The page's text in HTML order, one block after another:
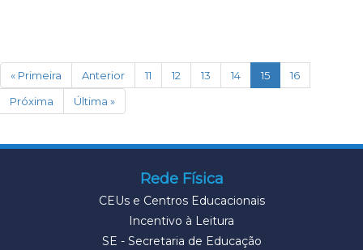
« Primeira Anterior 11 12 13 14 15(current)
16
Próxima
Última »
Rede Física
CEUs e Centros Educacionais
Incentivo à Leitura
SE - Secretaria de Educação